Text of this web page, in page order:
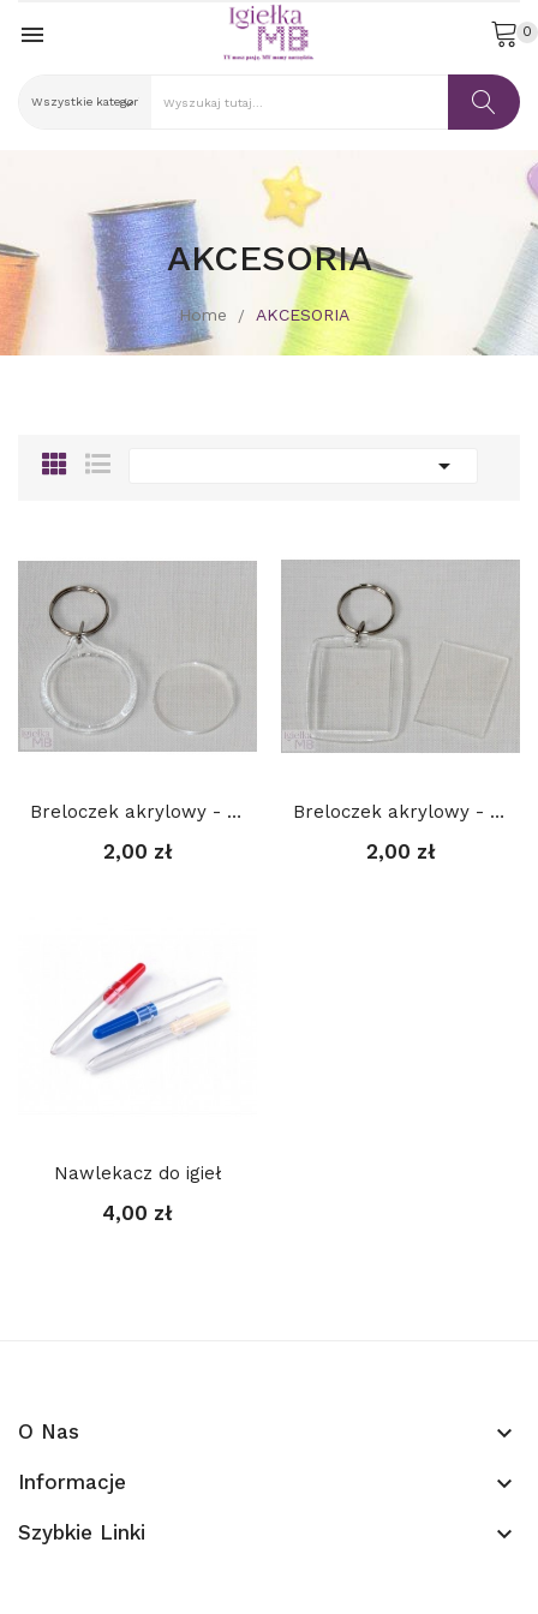
 0
AKCESORIA
Home AKCESORIA

Breloczek akrylowy - okrągły 32 mm
2,00 zł
Breloczek akrylowy - prostokątny 4 x 5 cm
2,00 zł
Nawlekacz do igieł
4,00 zł
O Nas keyboard_arrow_down
Informacje keyboard_arrow_down
Szybkie Linki keyboard_arrow_down